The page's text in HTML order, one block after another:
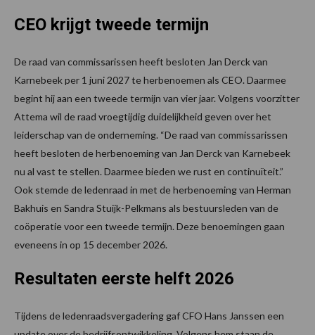
CEO krijgt tweede termijn
De raad van commissarissen heeft besloten Jan Derck van
Karnebeek per 1 juni 2027 te herbenoemen als CEO. Daarmee
begint hij aan een tweede termijn van vier jaar. Volgens voorzitter
Attema wil de raad vroegtijdig duidelijkheid geven over het
leiderschap van de onderneming. “De raad van commissarissen
heeft besloten de herbenoeming van Jan Derck van Karnebeek
nu al vast te stellen. Daarmee bieden we rust en continuïteit.”
Ook stemde de ledenraad in met de herbenoeming van Herman
Bakhuis en Sandra Stuijk-Pelkmans als bestuursleden van de
coöperatie voor een tweede termijn. Deze benoemingen gaan
eveneens in op 15 december 2026.
Resultaten eerste helft 2026
Tijdens de ledenraadsvergadering gaf CFO Hans Janssen een